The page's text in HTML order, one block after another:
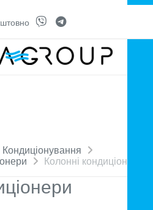
Кондиціонування
Колонні кондиціонери